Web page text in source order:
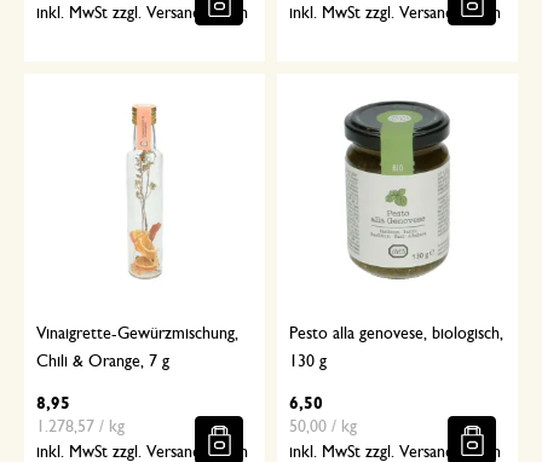
inkl. MwSt zzgl. Versandkosten
inkl. MwSt zzgl. Versandkosten
Vinaigrette-Gewürzmischung,
Chili & Orange, 7 g
8,95
1.278,57 / kg
inkl. MwSt zzgl. Versandkosten
Pesto alla genovese, biologisch,
130 g
6,50
50,00 / kg
inkl. MwSt zzgl. Versandkosten